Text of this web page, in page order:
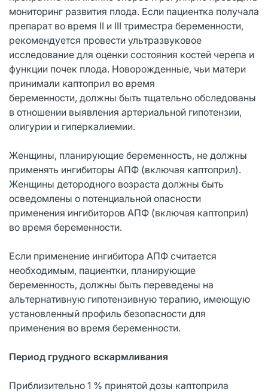
мониторинг развития плода. Если пациентка получала
препарат во время II и III триместра беременности,
рекомендуется провести ультразвуковое
исследование для оценки состояния костей черепа и
функции почек плода. Новорожденные, чьи матери
принимали каптоприл во время
беременности, должны быть тщательно обследованы
в отношении выявления артериальной гипотензии,
олигурии и гиперкалиемии.
Женщины, планирующие беременность, не должны
применять ингибиторы АПФ (включая каптоприл).
Женщины детородного возраста должны быть
осведомлены о потенциальной опасности
применения ингибиторов АПФ (включая каптоприл)
во время беременности.
Если применение ингибитора АПФ считается
необходимым, пациентки, планирующие
беременность, должны быть переведены на
альтернативную гипотензивную терапию, имеющую
установленный профиль безопасности для
применения во время беременности.
Период грудного вскармливания
Приблизительно 1 % принятой дозы каптоприла